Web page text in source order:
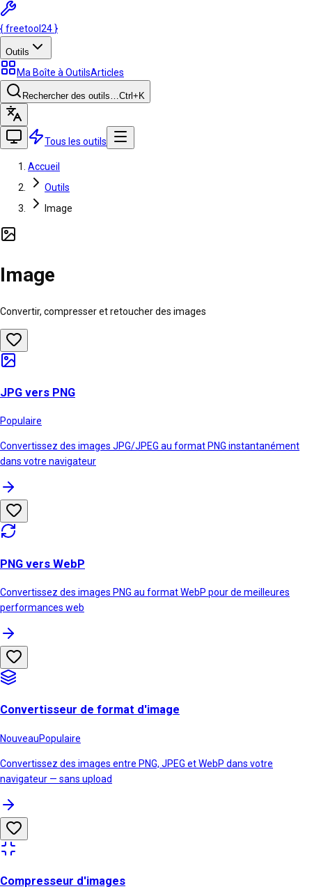
{freetool 24 }
Outils
Ma Boîte à OutilsArticles
Rechercher des outils…Ctrl +K
Tous les outils
Accueil
Outils
Image
Image
Convertir, compresser et retoucher des images
JPG vers PNG
Populaire
Convertissez des images JPG/JPEG au format PNG instantanément
dans votre navigateur
PNG vers WebP
Convertissez des images PNG au format WebP pour de meilleures
performances web
Convertisseur de format d'image
NouveauPopulaire
Convertissez des images entre PNG, JPEG et WebP dans votre
navigateur — sans upload
Compresseur d'images